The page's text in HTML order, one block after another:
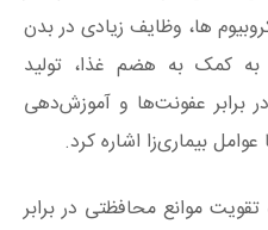
ها، وظایف زیادی در بدن
به کمک به هضم غذا، تولید
برابر عفونت‌ها و آموزش‌دهی
بیماری‌زا اشاره کرد.
موانع محافظتی در برابر